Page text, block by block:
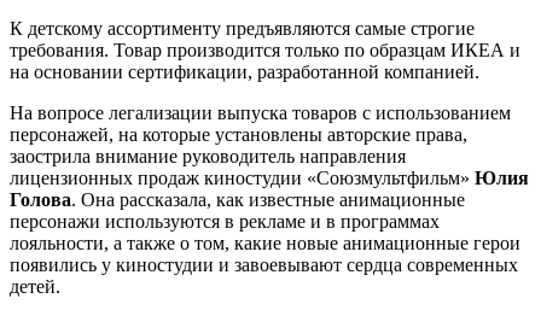
К детскому ассортименту предъявляются самые строгие
требования. Товар производится только по образцам ИКЕА и
на основании сертификации, разработанной компанией.
На вопросе легализации выпуска товаров с использованием
персонажей, на которые установлены авторские права,
заострила внимание руководитель направления
лицензионных продаж киностудии «Союзмультфильм» Юлия
Голова. Она рассказала, как известные анимационные
персонажи используются в рекламе и в программах
лояльности, а также о том, какие новые анимационные герои
появились у киностудии и завоевывают сердца современных
детей.